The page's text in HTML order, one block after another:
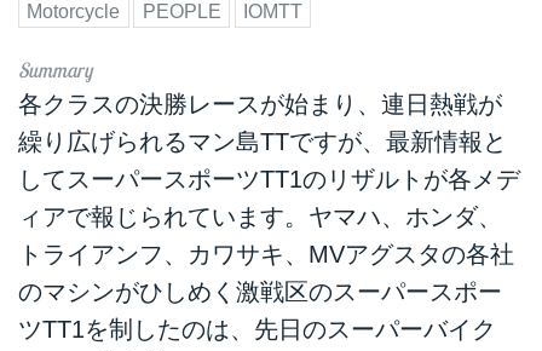
Motorcycle PEOPLE IOMTT
各クラスの決勝レースが始まり、連日熱戦が
繰り広げられるマン島TTですが、最新情報と
してスーパースポーツTT1のリザルトが各メデ
ィアで報じられています。ヤマハ、ホンダ、
トライアンフ、カワサキ、MVアグスタの各社
のマシンがひしめく激戦区のスーパースポー
ツTT1を制したのは、先日のスーパーバイク